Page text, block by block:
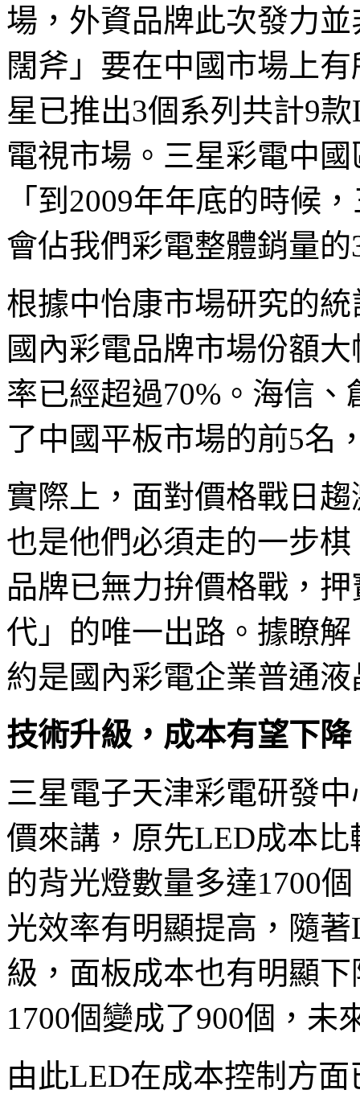
場，外資品牌此次發力
闊斧」要在中國市場上
星已推出3個系列共計9
電視市場。三星彩電中
「到2009年年底的時候
會佔我們彩電整體銷量的
根據中怡康市場研究的
國內彩電品牌市場份額
率已經超過70%。海信
了中國平板市場的前5名
實際上，面對價格戰日
也是他們必須走的一步
品牌已無力拚價格戰，
代」的唯一出路。據瞭
約是國內彩電企業普通
技術升級，成本有望下降
三星電子天津彩電研發
價來講，原先LED成本
的背光燈數量多達1700
光效率有明顯提高，隨
級，面板成本也有明顯
1700個變成了900個，未
由此LED在成本控制方